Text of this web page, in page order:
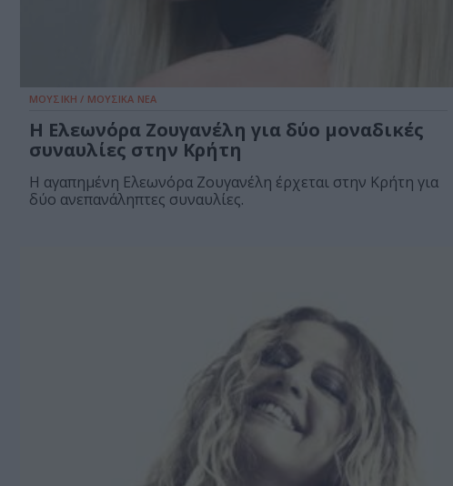
ΜΟΥΣΙΚΗ / ΜΟΥΣΙΚΑ ΝΕΑ
Η Ελεωνόρα Ζουγανέλη για δύο μοναδικές
συναυλίες στην Κρήτη
Η αγαπημένη Ελεωνόρα Ζουγανέλη έρχεται στην Κρήτη για
δύο ανεπανάληπτες συναυλίες.